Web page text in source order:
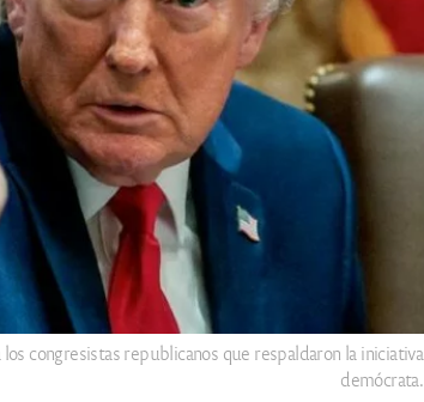
congresistas republicanos que respaldaron la iniciativa
demócrata.